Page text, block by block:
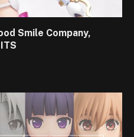
Smile Company,